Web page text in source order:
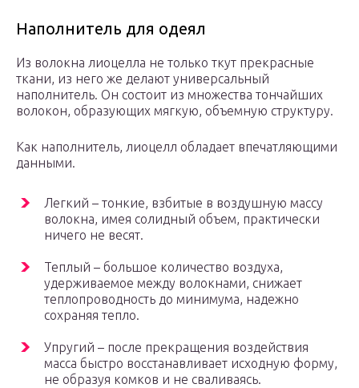
Наполнитель для одеял
Из волокна лиоцелла не только ткут прекрасные
ткани, из него же делают универсальный
наполнитель. Он состоит из множества тончайших
волокон, образующих мягкую, объемную структуру.
Как наполнитель, лиоцелл обладает впечатляющими
данными.
Легкий – тонкие, взбитые в воздушную массу
волокна, имея солидный объем, практически
ничего не весят.
Теплый – большое количество воздуха,
удерживаемое между волокнами, снижает
теплопроводность до минимума, надежно
сохраняя тепло.
Упругий – после прекращения воздействия
масса быстро восстанавливает исходную форму,
не образуя комков и не сваливаясь.